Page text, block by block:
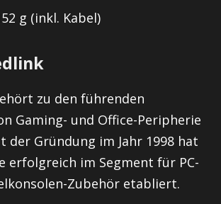
g (inkl. Kabel)
zu den führenden
Gaming- und Office-Peripherie
der Gründung im Jahr 1998 hat
erfolgreich im Segment für PC-
Zubehör etabliert.